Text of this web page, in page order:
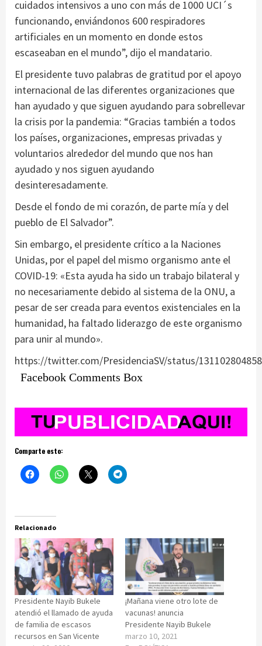
cuidados intensivos a uno con más de 1000 UCI´s
funcionando, enviándonos 600 respiradores
artificiales en un momento en donde estos
escaseaban en el mundo”, dijo el mandatario.
El presidente tuvo palabras de gratitud por el apoyo
internacional de las diferentes organizaciones que
han ayudado y que siguen ayudando para sobrellevar
la crisis por la pandemia: “Gracias también a todos
los países, organizaciones, empresas privadas y
voluntarios alrededor del mundo que nos han
ayudado y nos siguen ayudando
desinteresadamente.
Desde el fondo de mi corazón, de parte mía y del
pueblo de El Salvador”.
Sin embargo, el presidente crítico a la Naciones
Unidas, por el papel del mismo organismo ante el
COVID-19: «Esta ayuda ha sido un trabajo bilateral y
no necesariamente debido al sistema de la ONU, a
pesar de ser creada para eventos existenciales en la
humanidad, ha faltado liderazgo de este organismo
para unir al mundo».
https://twitter.com/PresidenciaSV/status/
Facebook Comments Box
Comparte esto:
Relacionado
Presidente Nayib Bukele
atendió el llamado de ayuda
de familia de escasos
recursos en San Vicente
¡Mañana viene otro lote de
vacunas! anuncia
Presidente Nayib Bukele
marzo 10, 2021